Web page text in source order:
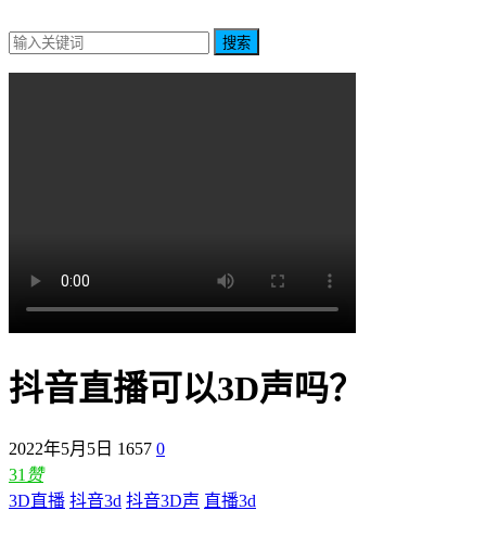
搜索
抖音直播可以3D声吗？
2022年5月5日 1657 0
31 赞
3D直播 抖音3d 抖音3D声 直播3d